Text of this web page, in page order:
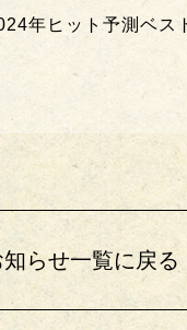
年ヒット予測ベス
知らせ一覧に戻る